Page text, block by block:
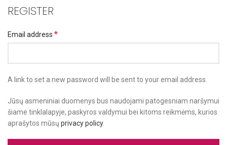
REGISTER
Email address *
A link to set a new password will be sent to your email address.
Jūsų asmeniniai duomenys bus naudojami patogesniam naršymui
šiame tinklalapyje, paskyros valdymui bei kitoms reikmėms, kurios
aprašytos mūsų privacy policy.